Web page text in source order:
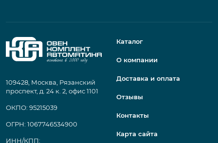
109428, Москва, Рязанский
проспект, д. 24 к. 2, офис 1101
ОКПО: 95215039
ОГРН: 1067746534900
ИНН/КПП:
Каталог
О компании
Доставка и оплата
Отзывы
Контакты
Карта сайта